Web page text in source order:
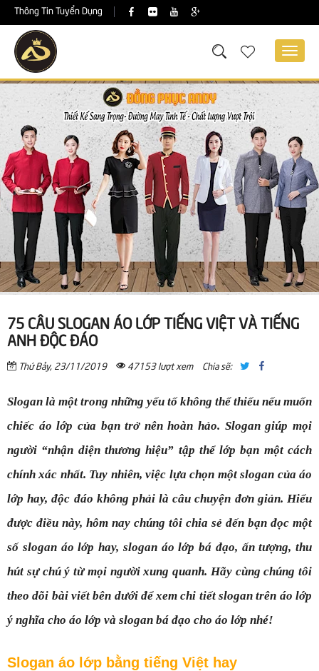
Thông Tin Tuyển Dụng
75 CÂU SLOGAN ÁO LỚP TIẾNG VIỆT VÀ TIẾNG
ANH ĐỘC ĐÁO
Thứ Bảy, 23/11/2019 47153 lượt xem Chia sẽ:
Slogan là một trong những yếu tố không thể thiếu nếu muốn
chiếc áo lớp của bạn trở nên hoàn hảo. Slogan giúp mọi
người “nhận diện thương hiệu” tập thể lớp bạn một cách
chính xác nhất. Tuy nhiên, việc lựa chọn một slogan của áo
lớp hay, độc đáo không phải là câu chuyện đơn giản. Hiểu
được điều này, hôm nay chúng tôi chia sẻ đến bạn đọc một
số slogan áo lớp hay, slogan áo lớp bá đạo, ấn tượng, thu
hút sự chú ý từ mọi người xung quanh. Hãy cùng chúng tôi
theo dõi bài viết bên dưới để xem chi tiết slogan trên áo lớp
ý nghĩa cho áo lớp và slogan bá đạo cho áo lớp nhé!
Slogan áo lớp bằng tiếng Việt hay